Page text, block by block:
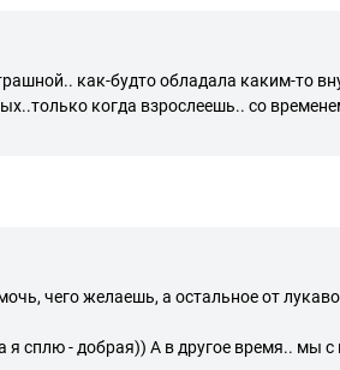
как-будто обладала каким-то
когда взрослеешь.. со
чего желаешь, а остальное от
сплю - добрая)) А в другое время.. мы